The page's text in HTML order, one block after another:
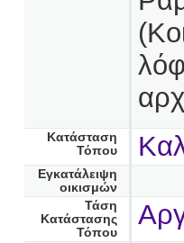
Κατάσταση
Τόπου
Εγκατάλειψη
οικισμών
Τάση
Κατάστασης
Τόπου